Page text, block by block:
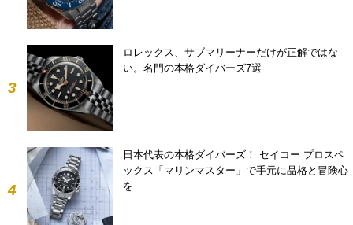
3
ロレックス、サブマリーナーだけが正解ではな
い。名門の本格ダイバーズ7選
4
日本代表の本格ダイバーズ！ セイコー プロスペ
ックス「マリンマスター」で手元に品格と冒険心
を